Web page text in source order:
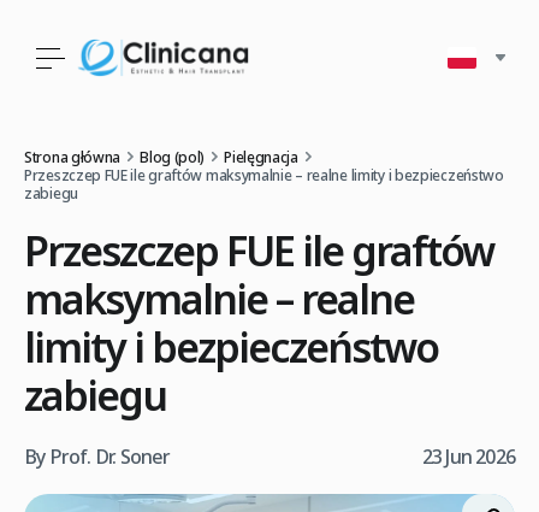
Strona główna Blog (pol)
Pielęgnacja
Przeszczep FUE ile graftów maksymalnie – realne limity i bezpieczeństwo
zabiegu
Przeszczep FUE ile graftów
maksymalnie – realne
limity i bezpieczeństwo
zabiegu
By Prof. Dr. Soner 23 Jun 2026